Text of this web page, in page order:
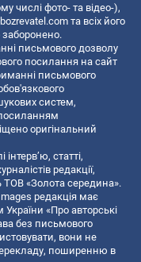
числі фото- та відео-),
та всіх його
заборонено.
письмового дозволу
посилання на сайт
письмового
систем,
посиланням
оригінальний
статті,
редакції,
ТОВ «Золота середина».
редакція має
«Про авторські
без письмового
вони не
поширенню в